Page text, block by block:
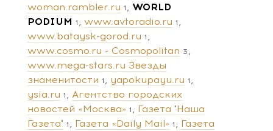
woman.rambler.ru 1
WORLD
PODIUM 1 www.avtoradio.ru 1
www.bataysk-gorod.ru 1
www.cosmo.ru - Cosmopolitan 3
www.mega-stars.ru Звезды
знаменитости 1 yapokupayu.ru 1
ysia.ru 1
Агентство городских
новостей «Москва» 1
Газета "Наша
Газета" 1 Газета «Daily Mail» 1
Газета